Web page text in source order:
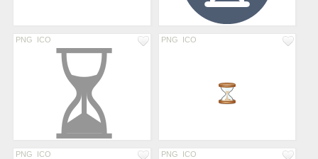
PNG ICO PNG ICO
PNG ICO PNG ICO